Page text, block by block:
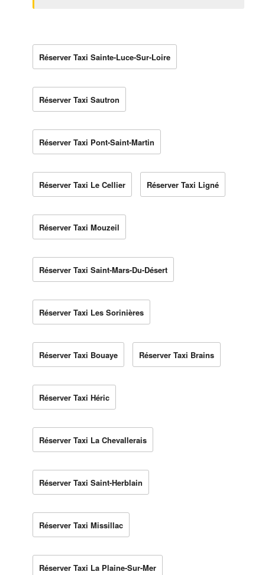
Réserver Taxi Sainte-Luce-Sur-Loire
Réserver Taxi Sautron
Réserver Taxi Pont-Saint-Martin
Réserver Taxi Le Cellier Réserver Taxi Ligné
Réserver Taxi Mouzeil
Réserver Taxi Saint-Mars-Du-Désert
Réserver Taxi Les Sorinières
Réserver Taxi Bouaye Réserver Taxi Brains
Réserver Taxi Héric
Réserver Taxi La Chevallerais
Réserver Taxi Saint-Herblain
Réserver Taxi Missillac
Réserver Taxi La Plaine-Sur-Mer